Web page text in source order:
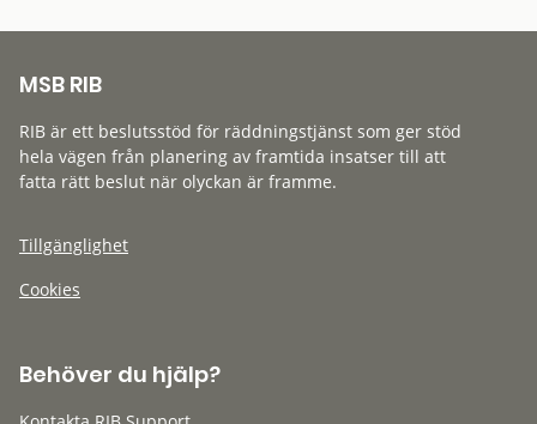
MSB RIB
RIB är ett beslutsstöd för räddningstjänst som ger stöd
hela vägen från planering av framtida insatser till att
fatta rätt beslut när olyckan är framme.
Tillgänglighet
Cookies
Behöver du hjälp?